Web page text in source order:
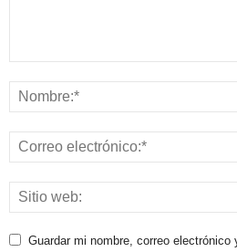
Guardar mi nombre, correo